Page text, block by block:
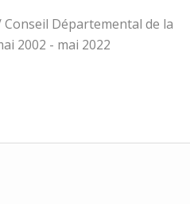
Départemental de la
2002 - mai 2022